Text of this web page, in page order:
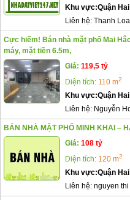
Khu vực:Quận
Liên hệ: Thanh
Cực hiếm! Bán nhà mặt phố Mai
máy, mặt tiền 6.5m,
Giá: 119,5 tỷ
Diện tích: 110 m2
Khu vực:Quận
Liên hệ: Nguyễn
BÁN NHÀ MẶT PHỐ MINH KHAI –
Giá: 108 tỷ
Diện tích: 120 m2
Khu vực:Quận
Liên hệ: nguyen thi